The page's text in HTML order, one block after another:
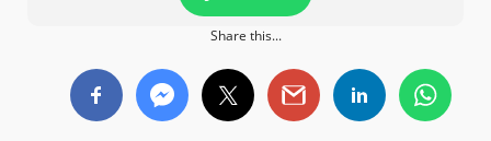
Share this...